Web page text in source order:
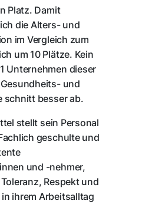
Platz. Damit
die Alters- und
im Vergleich zum
um 10 Plätze. Kein
Unternehmen dieser
und
schnitt besser ab.
stellt sein Personal
geschulte und
und -nehmer,
Respekt und
ihrem Arbeitsalltag